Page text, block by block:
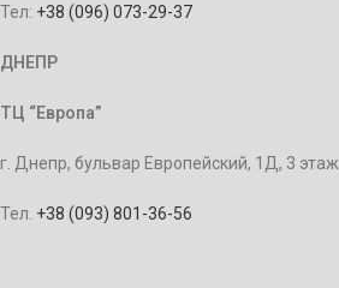
Тел: +38 (096) 073-29-37
ДНЕПР
ТЦ “Европа”
г. Днепр, бульвар Европейский, 1Д, 3 этаж
Тел. +38 (093) 801-36-56